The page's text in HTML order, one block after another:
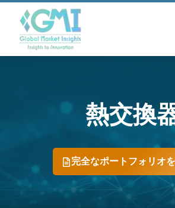
熱交換
完全なポートフォリオ